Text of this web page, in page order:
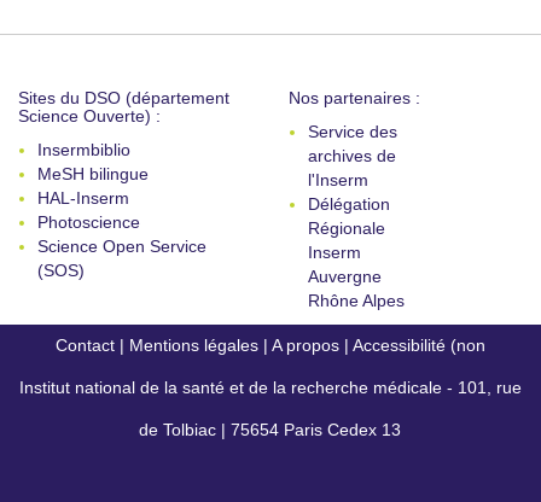
Sites du DSO (département
Science Ouverte) :
Insermbiblio
MeSH bilingue
HAL-Inserm
Photoscience
Science Open Service
(SOS)
Nos partenaires :
Service des
archives de
l'Inserm
Délégation
Régionale
Inserm
Auvergne
Rhône Alpes
Contact | Mentions légales | A propos | Accessibilité (non
conforme)
Institut national de la santé et de la recherche médicale - 101, rue
de Tolbiac | 75654 Paris Cedex 13